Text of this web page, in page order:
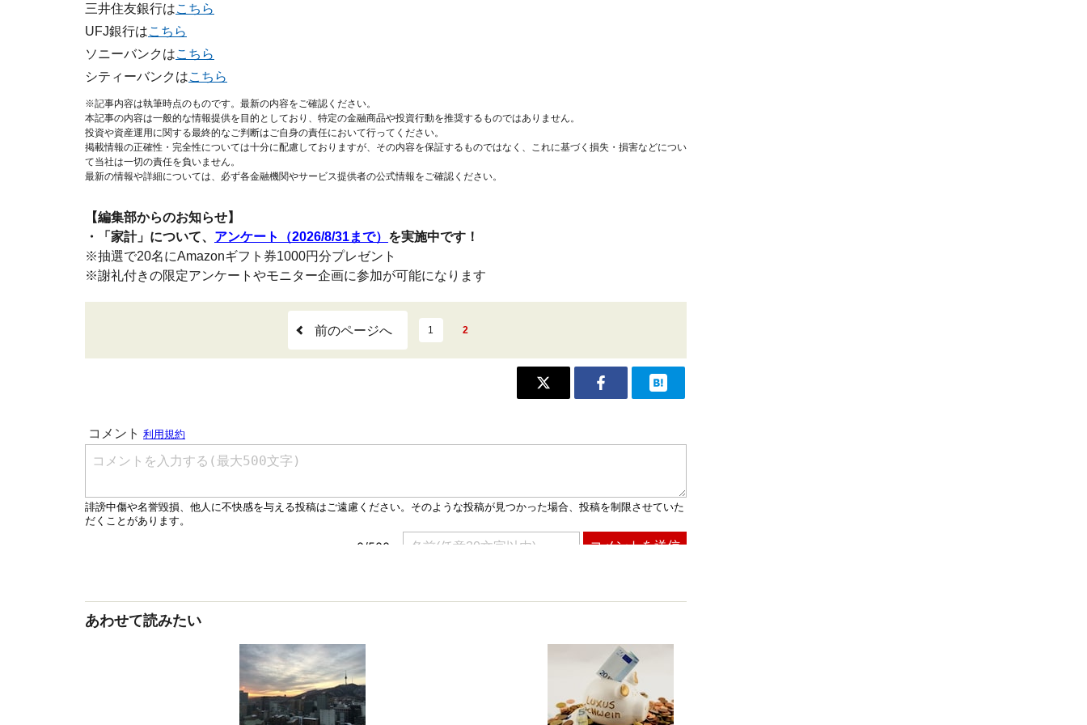
三井住友銀行はこちら
UFJ銀行はこちら
ソニーバンクはこちら
シティーバンクはこちら
※記事内容は執筆時点のものです。最新の内容をご確認ください。
本記事の内容は一般的な情報提供を目的としており、特定の金融商品や投資行動を推奨するものではありません。
投資や資産運用に関する最終的なご判断はご自身の責任において行ってください。
掲載情報の正確性・完全性については十分に配慮しておりますが、その内容を保証するものではなく、これに基づく損失・損害などについ
て当社は一切の責任を負いません。
最新の情報や詳細については、必ず各金融機関やサービス提供者の公式情報をご確認ください。
【編集部からのお知らせ】
・「家計」について、 アンケート（2026/8/31まで） を実施中です！
※抽選で20名にAmazonギフト券1000円分プレゼント
※謝礼付きの限定アンケートやモニター企画に参加が可能になります
前のページへ 1 2
あわせて読みたい